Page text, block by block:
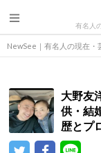
有名人
NewSee｜有名人の現在・
大野友
供・結
歴とプ